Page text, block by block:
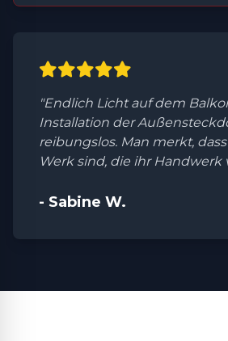
"Endlich Licht auf dem
Installation der
reibungslos. Man merkt,
Werk sind, die ihr Handwerk
- Sabine W.